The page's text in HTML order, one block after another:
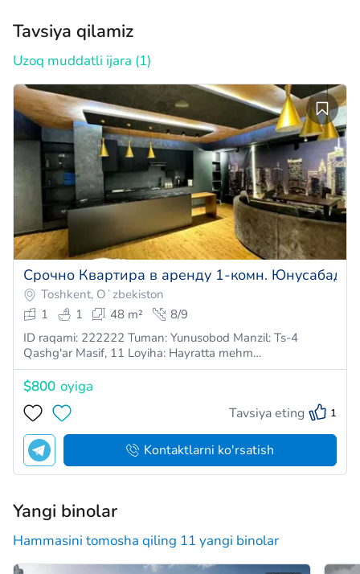
Tavsiya qilamiz
Uzoq muddatli ijara (1)
Срочно Квартира в аренду 1-комн. Юнусабад
Toshkent, Oʻzbekiston
1
1 48 m²
8/9
ID raqami: 222222 Tuman: Yunusobod Manzil: Ts-4
Qashg'ar Masif, 11 Loyiha: Hayratta mehm…
$800 oyiga
Tavsiya eting 1
Kontaktlarni ko'rsatish
Yangi binolar
Hammasini tomosha qiling 11 yangi binolar